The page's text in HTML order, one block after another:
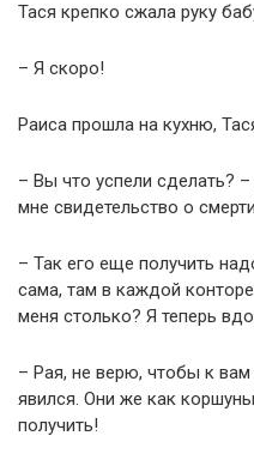
Тася крепко сжала руку
– Я скоро!
Раиса прошла на кухню,
– Вы что успели сделать?
мне свидетельство о
– Так его еще получить
сама, там в каждой
меня столько? Я теперь
– Рая, не верю, чтобы к
явился. Они же как
получить!